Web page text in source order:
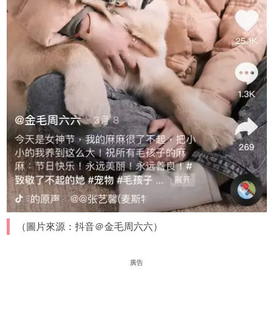
（圖片來源：抖音＠金毛周六六）
廣告